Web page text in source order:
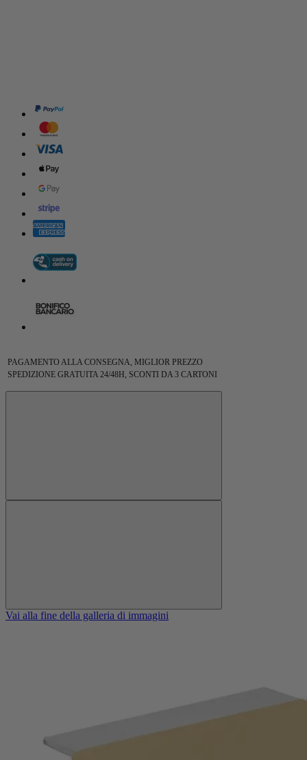
PAGAMENTO ALLA CONSEGNA, MIGLIOR PREZZO
SPEDIZIONE GRATUITA 24/48H, SCONTI DA 3 CARTONI
Vai alla fine della galleria di immagini